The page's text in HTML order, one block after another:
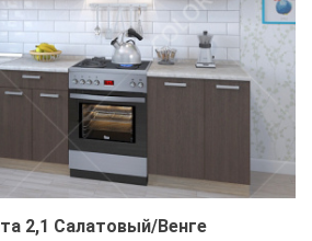
2,1 Салатовый/Венге